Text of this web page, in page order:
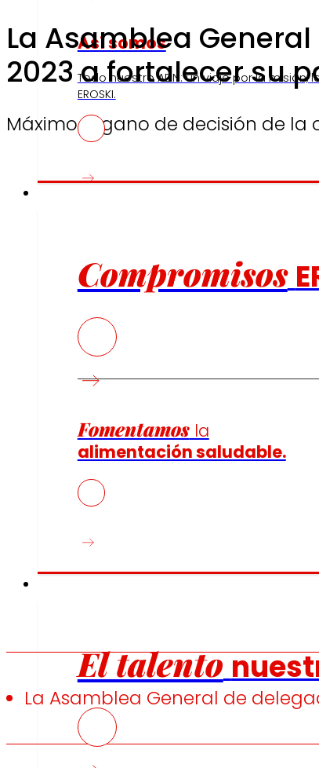
Así somos
Todo nuestro ADN: un viaje por la misión,
EROSKI.
Compromisos
Fomentamosla
alimentación saludable.
El talento
La Asamblea
2023 a fortalecer su
Máximo órgano de decisión de la
La Asamblea General de